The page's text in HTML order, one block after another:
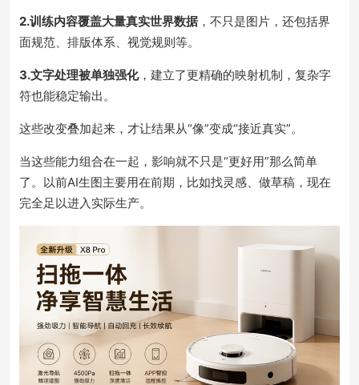
2.训练内容覆盖大量真实世界数据 ，不只是图片，还包括界
面规范、排版体系、视觉规则等。
3.文字处理被单独强化，建立了更精确的映射机制，复杂字
符也能稳定输出。
这些改变叠加起来，才让结果从“像”变成“接近真实”。
当这些能力组合在一起，影响就不只是“更好用”那么简单
了。以前AI生图主要用在前期，比如找灵感、做草稿，现在
完全足以进入实际生产。